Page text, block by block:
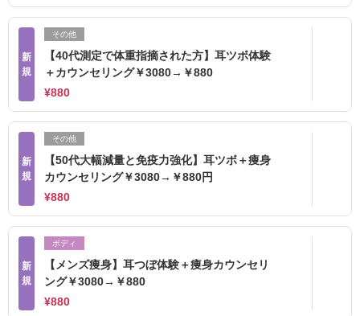
新
規
その他
【40代測定で体重指摘された方】耳ツボ体験
＋カウンセリング￥3080→￥880
¥880
新
規
その他
【50代大幅減量と免疫力強化】耳ツボ＋痩身
カウンセリング￥3080→￥880円
¥880
新
規
ボディ
【メンズ痩身】耳つぼ体験＋痩身カウンセリ
ング￥3080→￥880
¥880